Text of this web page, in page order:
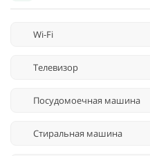
Wi-Fi
Телевизор
Посудомоечная машина
Стиральная машина